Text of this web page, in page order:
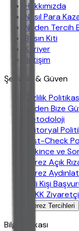
Hakkımızda
Nasıl Para
Neden Tercih
Basın Kiti
Kariyer
İletişim
Şeffaflık & Güven
Gizlilik
Neden Bize
Metodoloji
Editoryal
Fast-Check
Çekince ve
Çerez Açık
Çerez
İlgili Kişi
KVKK
Çerez Tercihleri
Bilgi Bankası